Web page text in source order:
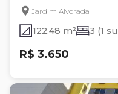
Jardim Alvorada
122.48 m² 3 (1
R$ 3.650